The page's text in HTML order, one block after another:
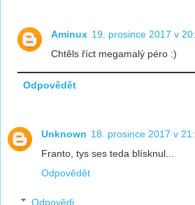
Aminux 19. prosince 2017 v
Chtěls říct megamalý péro :)
Odpovědět
Unknown 18. prosince 2017 v
Franto, tys ses teda blísknul...
Odpovědět
Odpovědi